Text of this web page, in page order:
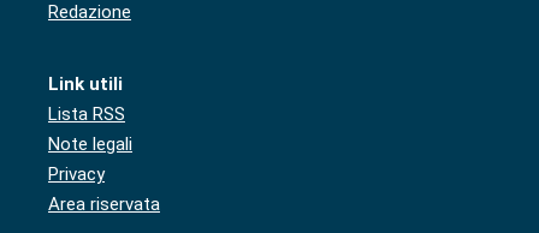
Redazione
Link utili
Lista RSS
Note legali
Privacy
Area riservata